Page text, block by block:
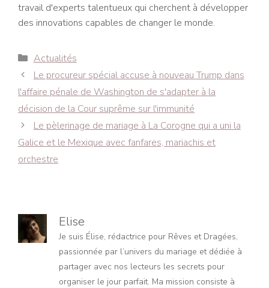
travail d'experts talentueux qui cherchent à développer
des innovations capables de changer le monde.
Catégories
Actualités
Navigation
des
articles
Le procureur spécial accuse à nouveau Trump dans
l'affaire pénale de Washington de s'adapter à la
décision de la Cour suprême sur l'immunité
Le pèlerinage de mariage à La Corogne qui a uni la
Galice et le Mexique avec fanfares, mariachis et
orchestre
Elise
Je suis Élise, rédactrice pour Rêves et Dragées,
passionnée par l’univers du mariage et dédiée à
partager avec nos lecteurs les secrets pour
organiser le jour parfait. Ma mission consiste à